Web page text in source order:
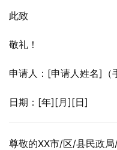
此致
敬礼！
申请人：[申请人姓名]（
日期：[年][月][日]
尊敬的XX市/区/县民政